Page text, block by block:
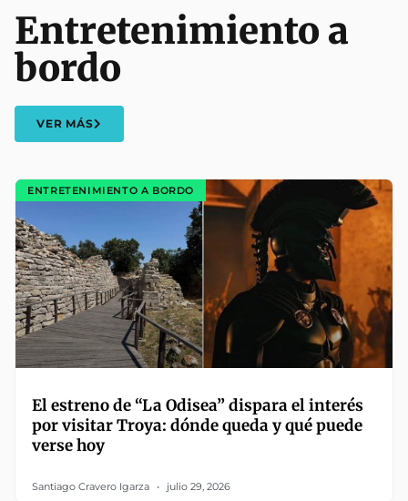
Entretenimiento a
bordo
VER MÁS
ENTRETENIMIENTO A BORDO
El estreno de “La Odisea” dispara el interés
por visitar Troya: dónde queda y qué puede
verse hoy
Santiago Cravero Igarza julio 29, 2026